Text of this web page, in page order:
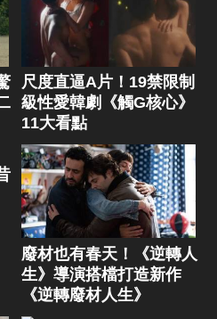
尺度直逼A片！19禁限制
級性愛韓劇《觸G核心》
11大看點
廢材也有春天！《逆轉人
生》導演搭檔打造新作
《逆轉廢材人生》